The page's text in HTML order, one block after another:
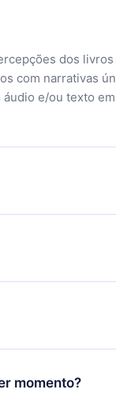
dos
com narrativas
e/ou texto
nossa
entrar em
dias após a
período de
para anual,
aplicado e
a toda nossa
português) que
disponível
momento?